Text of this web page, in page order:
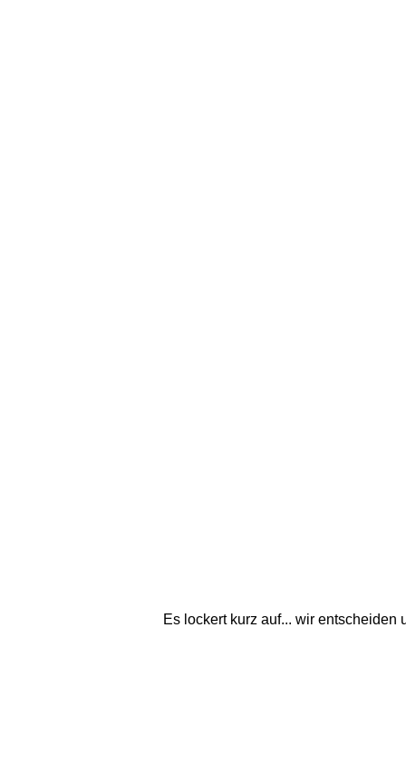
Es lockert kurz auf... wir entscheiden